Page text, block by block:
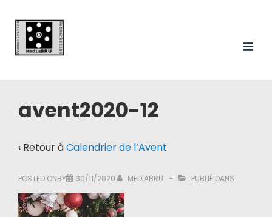
passer
contenu
Navigation
avent2020-12
‹ Retour àCalendrier de l’Avent
POSTED ONBY 30/11/2020 MEDIABRU PUBLIÉ DANS